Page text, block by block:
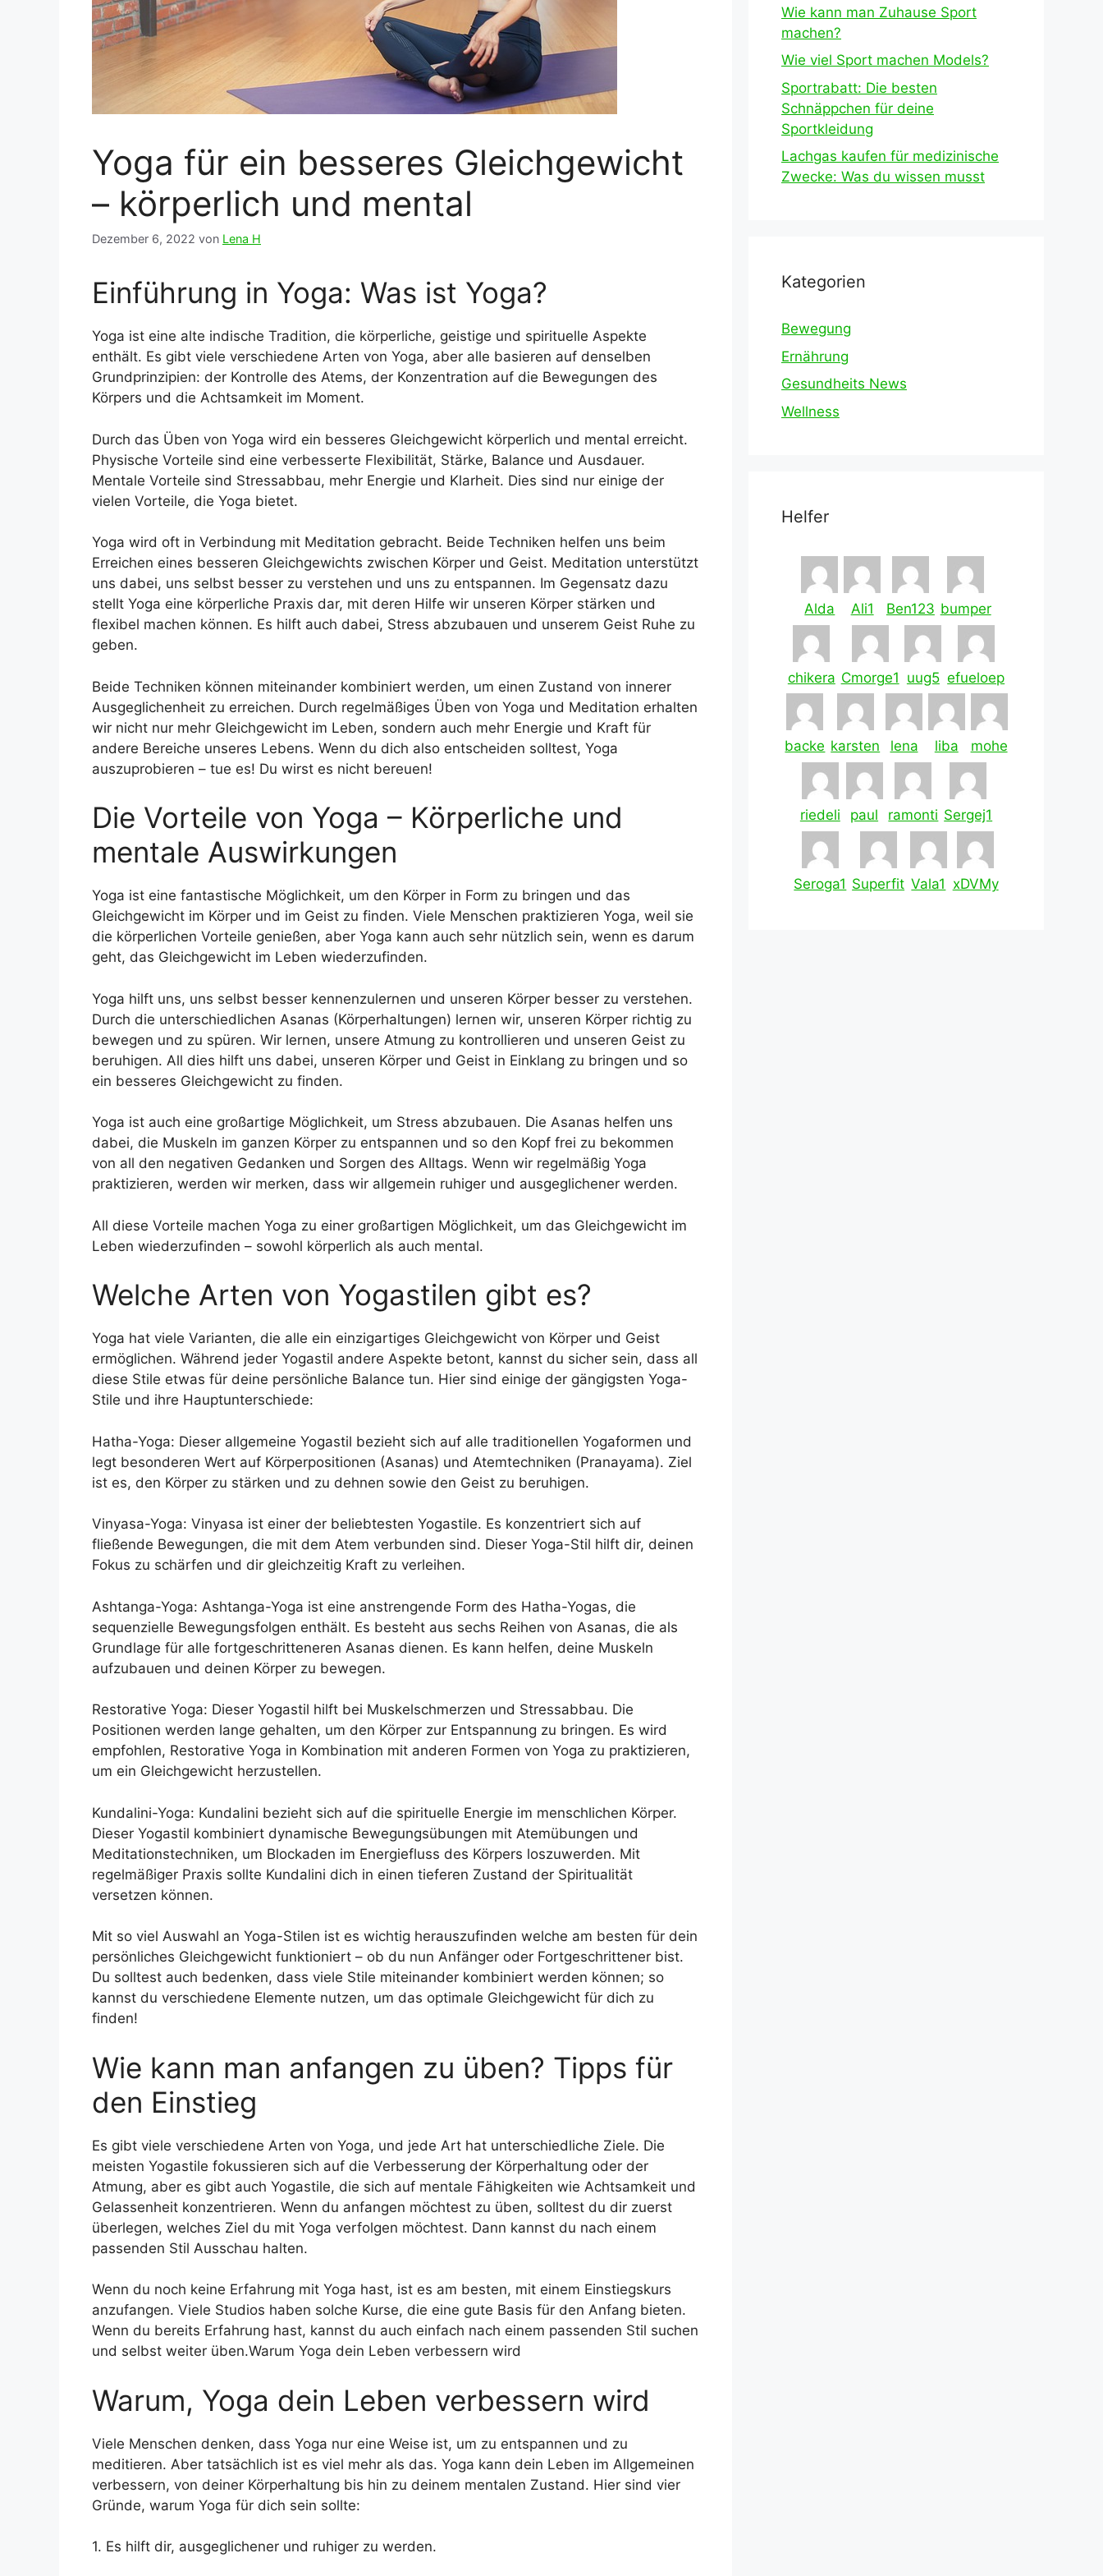
Yoga für ein besseres Gleichgewicht
– körperlich und mental
Dezember 6, 2022 von Lena H
Einführung in Yoga: Was ist Yoga?
Yoga ist eine alte indische Tradition, die körperliche, geistige und spirituelle Aspekte
enthält. Es gibt viele verschiedene Arten von Yoga, aber alle basieren auf denselben
Grundprinzipien: der Kontrolle des Atems, der Konzentration auf die Bewegungen des
Körpers und die Achtsamkeit im Moment.
Durch das Üben von Yoga wird ein besseres Gleichgewicht körperlich und mental erreicht.
Physische Vorteile sind eine verbesserte Flexibilität, Stärke, Balance und Ausdauer.
Mentale Vorteile sind Stressabbau, mehr Energie und Klarheit. Dies sind nur einige der
vielen Vorteile, die Yoga bietet.
Yoga wird oft in Verbindung mit Meditation gebracht. Beide Techniken helfen uns beim
Erreichen eines besseren Gleichgewichts zwischen Körper und Geist. Meditation unterstützt
uns dabei, uns selbst besser zu verstehen und uns zu entspannen. Im Gegensatz dazu
stellt Yoga eine körperliche Praxis dar, mit deren Hilfe wir unseren Körper stärken und
flexibel machen können. Es hilft auch dabei, Stress abzubauen und unserem Geist Ruhe zu
geben.
Beide Techniken können miteinander kombiniert werden, um einen Zustand von innerer
Ausgeglichenheit zu erreichen. Durch regelmäßiges Üben von Yoga und Meditation erhalten
wir nicht nur mehr Gleichgewicht im Leben, sondern auch mehr Energie und Kraft für
andere Bereiche unseres Lebens. Wenn du dich also entscheiden solltest, Yoga
auszuprobieren – tue es! Du wirst es nicht bereuen!
Die Vorteile von Yoga – Körperliche und
mentale Auswirkungen
Yoga ist eine fantastische Möglichkeit, um den Körper in Form zu bringen und das
Gleichgewicht im Körper und im Geist zu finden. Viele Menschen praktizieren Yoga, weil sie
die körperlichen Vorteile genießen, aber Yoga kann auch sehr nützlich sein, wenn es darum
geht, das Gleichgewicht im Leben wiederzufinden.
Yoga hilft uns, uns selbst besser kennenzulernen und unseren Körper besser zu verstehen.
Durch die unterschiedlichen Asanas (Körperhaltungen) lernen wir, unseren Körper richtig zu
bewegen und zu spüren. Wir lernen, unsere Atmung zu kontrollieren und unseren Geist zu
beruhigen. All dies hilft uns dabei, unseren Körper und Geist in Einklang zu bringen und so
ein besseres Gleichgewicht zu finden.
Yoga ist auch eine großartige Möglichkeit, um Stress abzubauen. Die Asanas helfen uns
dabei, die Muskeln im ganzen Körper zu entspannen und so den Kopf frei zu bekommen
von all den negativen Gedanken und Sorgen des Alltags. Wenn wir regelmäßig Yoga
praktizieren, werden wir merken, dass wir allgemein ruhiger und ausgeglichener werden.
All diese Vorteile machen Yoga zu einer großartigen Möglichkeit, um das Gleichgewicht im
Leben wiederzufinden – sowohl körperlich als auch mental.
Welche Arten von Yogastilen gibt es?
Yoga hat viele Varianten, die alle ein einzigartiges Gleichgewicht von Körper und Geist
ermöglichen. Während jeder Yogastil andere Aspekte betont, kannst du sicher sein, dass all
diese Stile etwas für deine persönliche Balance tun. Hier sind einige der gängigsten Yoga-
Stile und ihre Hauptunterschiede:
Hatha-Yoga: Dieser allgemeine Yogastil bezieht sich auf alle traditionellen Yogaformen und
legt besonderen Wert auf Körperpositionen (Asanas) und Atemtechniken (Pranayama). Ziel
ist es, den Körper zu stärken und zu dehnen sowie den Geist zu beruhigen.
Vinyasa-Yoga: Vinyasa ist einer der beliebtesten Yogastile. Es konzentriert sich auf
fließende Bewegungen, die mit dem Atem verbunden sind. Dieser Yoga-Stil hilft dir, deinen
Fokus zu schärfen und dir gleichzeitig Kraft zu verleihen.
Ashtanga-Yoga: Ashtanga-Yoga ist eine anstrengende Form des Hatha-Yogas, die
sequenzielle Bewegungsfolgen enthält. Es besteht aus sechs Reihen von Asanas, die als
Grundlage für alle fortgeschritteneren Asanas dienen. Es kann helfen, deine Muskeln
aufzubauen und deinen Körper zu bewegen.
Restorative Yoga: Dieser Yogastil hilft bei Muskelschmerzen und Stressabbau. Die
Positionen werden lange gehalten, um den Körper zur Entspannung zu bringen. Es wird
empfohlen, Restorative Yoga in Kombination mit anderen Formen von Yoga zu praktizieren,
um ein Gleichgewicht herzustellen.
Kundalini-Yoga: Kundalini bezieht sich auf die spirituelle Energie im menschlichen Körper.
Dieser Yogastil kombiniert dynamische Bewegungsübungen mit Atemübungen und
Meditationstechniken, um Blockaden im Energiefluss des Körpers loszuwerden. Mit
regelmäßiger Praxis sollte Kundalini dich in einen tieferen Zustand der Spiritualität
versetzen können.
Mit so viel Auswahl an Yoga-Stilen ist es wichtig herauszufinden welche am besten für dein
persönliches Gleichgewicht funktioniert – ob du nun Anfänger oder Fortgeschrittener bist.
Du solltest auch bedenken, dass viele Stile miteinander kombiniert werden können; so
kannst du verschiedene Elemente nutzen, um das optimale Gleichgewicht für dich zu
finden!
Wie kann man anfangen zu üben? Tipps für
den Einstieg
Es gibt viele verschiedene Arten von Yoga, und jede Art hat unterschiedliche Ziele. Die
meisten Yogastile fokussieren sich auf die Verbesserung der Körperhaltung oder der
Atmung, aber es gibt auch Yogastile, die sich auf mentale Fähigkeiten wie Achtsamkeit und
Gelassenheit konzentrieren. Wenn du anfangen möchtest zu üben, solltest du dir zuerst
überlegen, welches Ziel du mit Yoga verfolgen möchtest. Dann kannst du nach einem
passenden Stil Ausschau halten.
Wenn du noch keine Erfahrung mit Yoga hast, ist es am besten, mit einem Einstiegskurs
anzufangen. Viele Studios haben solche Kurse, die eine gute Basis für den Anfang bieten.
Wenn du bereits Erfahrung hast, kannst du auch einfach nach einem passenden Stil suchen
und selbst weiter üben.Warum Yoga dein Leben verbessern wird
Warum, Yoga dein Leben verbessern wird
Viele Menschen denken, dass Yoga nur eine Weise ist, um zu entspannen und zu
meditieren. Aber tatsächlich ist es viel mehr als das. Yoga kann dein Leben im Allgemeinen
verbessern, von deiner Körperhaltung bis hin zu deinem mentalen Zustand. Hier sind vier
Gründe, warum Yoga für dich sein sollte:
1. Es hilft dir, ausgeglichener und ruhiger zu werden.
Wie kann man Zuhause Sport
machen?
Wie viel Sport machen Models?
Sportrabatt: Die besten
Schnäppchen für deine
Sportkleidung
Lachgas kaufen für medizinische
Zwecke: Was du wissen musst
Kategorien
Bewegung
Ernährung
Gesundheits News
Wellness
Helfer
Alda Ali1 Ben123 bumper
chikera Cmorge1 uug5 efueloep
backe karsten lena liba mohe
riedeli paul ramonti Sergej1
Seroga1 Superfit Vala1 xDVMy